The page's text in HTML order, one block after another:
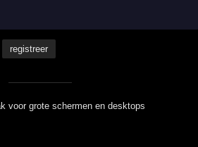
registreer
voor grote schermen en desktops